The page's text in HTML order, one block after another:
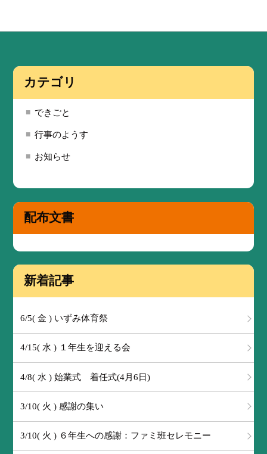
カテゴリ
できごと
行事のようす
お知らせ
配布文書
新着記事
6/5( 金 ) いずみ体育祭
4/15( 水 ) １年生を迎える会
4/8( 水 ) 始業式 着任式(4月6日)
3/10( 火 ) 感謝の集い
3/10( 火 ) ６年生への感謝：ファミ班セレモニー